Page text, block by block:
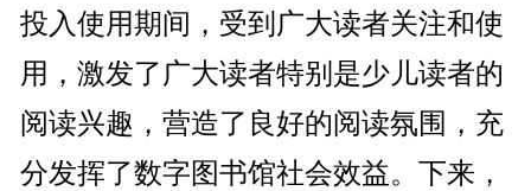
投入使用期间，受到广大读者关注和使
用，激发了广大读者特别是少儿读者的
阅读兴趣，营造了良好的阅读氛围，充
分发挥了数字图书馆社会效益。下来，